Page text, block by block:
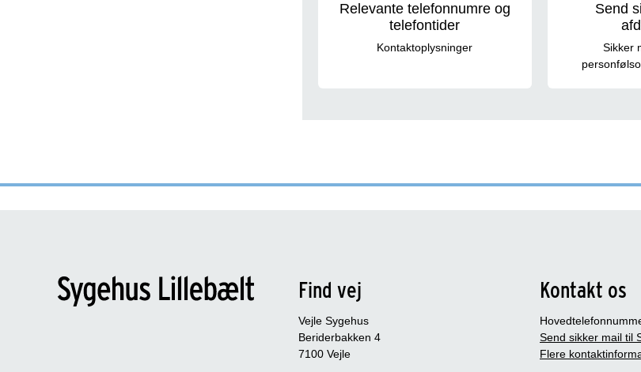
Relevante telefonnumre og
telefontider
Kontaktoplysninger
Send
Sikker
Find vej
Vejle Sygehus
Beriderbakken 4
7100 Vejle
Kontakt os
Send sikker mail til
Flere